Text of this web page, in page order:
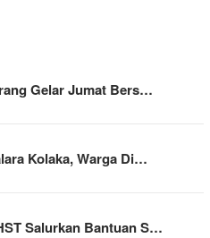
Gelar Jumat Bers…
Kolaka, Warga Di…
Salurkan Bantuan S…